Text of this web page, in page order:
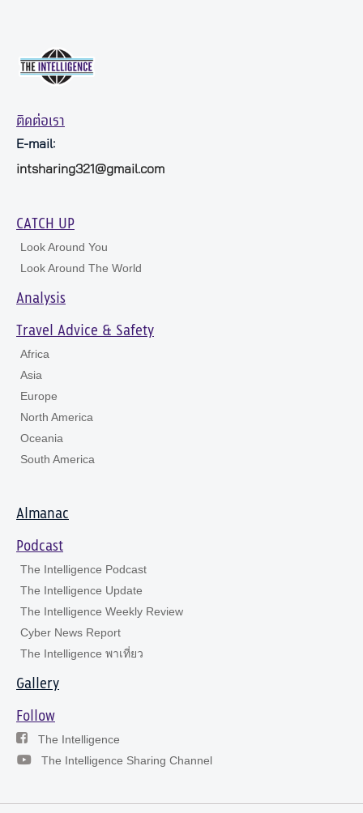
ติดต่อเรา
E-mail:
intsharing321@gmail.com
CATCH UP
Look Around You
Look Around The World
Analysis
Travel Advice & Safety
Africa
Asia
Europe
North America
Oceania
South America
Almanac
Podcast
The Intelligence Podcast
The Intelligence Update
The Intelligence Weekly Review
Cyber News Report
The Intelligence พาเที่ยว
Gallery
Follow
The Intelligence
The Intelligence Sharing Channel